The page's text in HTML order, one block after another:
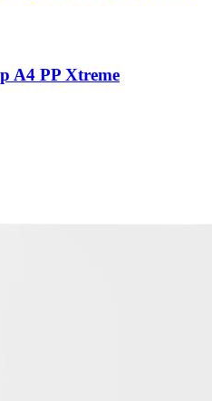
A4 PP Xtreme